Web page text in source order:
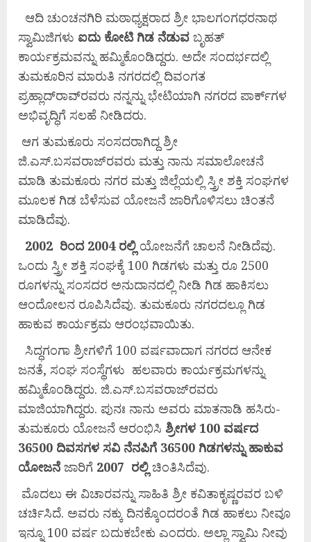
ಆದಿ ಚುಂಚನಗಿರಿ ಮಠಾಧ್ಯಕ್ಷರಾದ ಶ್ರೀ ಭಾಲಗಂಗಧರನಾಥ
ಸ್ವಾಮಿಜಿಗಳು ಐದು ಕೋಟಿ ಗಿಡ ನೆಡುವ ಬೃಹತ್
ಕಾರ್ಯಕ್ರಮವನ್ನು ಹಮ್ಮಿಕೊಂಡಿದ್ದರು. ಅದೇ ಸಂದರ್ಭದಲ್ಲಿ
ತುಮಕೂರಿನ ಮಾರುತಿ ನಗರದಲ್ಲಿ ದಿವಂಗತ
ಪ್ರಹ್ಲಾದ್‌ರಾವ್‌ರವರು ನನ್ನನ್ನು ಭೇಟಿಯಾಗಿ ನಗರದ ಪಾರ್ಕ್‌ಗಳ
ಅಭಿವೃದ್ಧಿಗೆ ಸಲಹೆ ನೀಡಿದರು.
ಆಗ ತುಮಕೂರು ಸಂಸದರಾಗಿದ್ದ ಶ್ರೀ
ಜಿ.ಎಸ್.ಬಸವರಾಜ್‌ರವರು ಮತ್ತು ನಾನು ಸಮಾಲೋಚನೆ
ಮಾಡಿ ತುಮಕೂರು ನಗರ ಮತ್ತು ಜಿಲ್ಲೆಯಲ್ಲಿ ಸ್ತ್ರೀ ಶಕ್ತಿ ಸಂಘಗಳ
ಮೂಲಕ ಗಿಡ ಬೆಳೆಸುವ ಯೋಜನೆ ಜಾರಿಗೊಳಿಸಲು ಚಿಂತನೆ
ಮಾಡಿದೆವು.
2002 ರಿಂದ 2004 ರಲ್ಲಿ ಯೋಜನೆಗೆ ಚಾಲನೆ ನೀಡಿದೆವು.
ಒಂದು ಸ್ತ್ರೀ ಶಕ್ತಿ ಸಂಘಕ್ಕೆ 100 ಗಿಡಗಳು ಮತ್ತು ರೂ 2500
ರೂಗಳನ್ನು ಸಂಸದರ ಅನುದಾನದಲ್ಲಿ ನೀಡಿ ಗಿಡ ಹಾಕಿಸಲು
ಆಂದೋಲನ ರೂಪಿಸಿದೆವು. ತುಮಕೂರು ನಗರದಲ್ಲೂ ಗಿಡ
ಹಾಕುವ ಕಾರ್ಯಕ್ರಮ ಆರಂಭವಾಯಿತು.
ಸಿದ್ಧಗಂಗಾ ಶ್ರೀಗಳಿಗೆ 100 ವರ್ಷವಾದಾಗ ನಗರದ ಆನೇಕ
ಜನತೆ, ಸಂಘ ಸಂಸ್ಥೆಗಳು ಹಲವಾರು ಕಾರ್ಯಕ್ರಮಗಳನ್ನು
ಹಮ್ಮಿಕೊಂಡಿದ್ದರು. ಜಿ.ಎಸ್.ಬಸವರಾಜ್‌ರವರು
ಮಾಜಿಯಾಗಿದ್ದರು. ಪುನಃ ನಾನು ಅವರು ಮಾತನಾಡಿ ಹಸಿರು-
ತುಮಕೂರು ಯೋಜನೆ ಆರಂಭಿಸಿ ಶ್ರೀಗಳ 100 ವರ್ಷದ
36500 ದಿವಸಗಳ ಸವಿ ನೆನಪಿಗೆ 36500 ಗಿಡಗಳನ್ನು ಹಾಕುವ
ಯೋಜನೆ ಜಾರಿಗೆ 2007 ರಲ್ಲಿ ಚಿಂತಿಸಿದೆವು.
ಮೊದಲು ಈ ವಿಚಾರವನ್ನು ಸಾಹಿತಿ ಶ್ರೀ ಕವಿತಾಕೃಷ್ಣರವರ ಬಳಿ
ಚರ್ಚಿಸಿದೆ. ಅವರು ನಕ್ಕು ದಿನಕ್ಕೊಂದರಂತೆ ಗಿಡ ಹಾಕಲು ನೀವೂ
ಇನ್ನೂ 100 ವರ್ಷ ಬದುಕಬೇಕು ಎಂದರು. ಅಲ್ಲಾ ಸ್ವಾಮಿ ನೀವು